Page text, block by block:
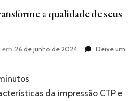
a qualidade de seus
em 26 de junho de 2024
Deixe um
da impressão CTP e